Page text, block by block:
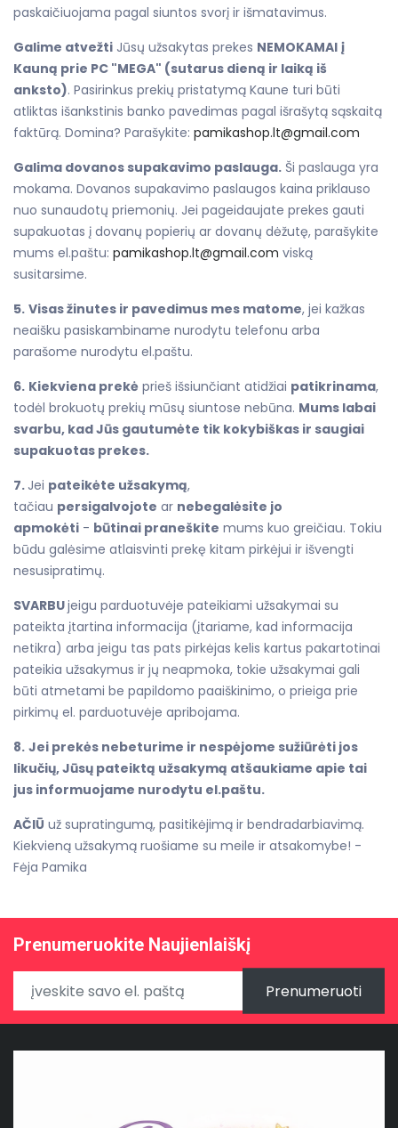
paskaičiuojama pagal siuntos svorį ir išmatavimus.
Galime atvežti Jūsų užsakytas prekes NEMOKAMAI į
Kauną prie PC "MEGA" (sutarus dieną ir laiką iš
anksto). Pasirinkus prekių pristatymą Kaune turi būti
atliktas išankstinis banko pavedimas pagal išrašytą sąskaitą
faktūrą. Domina? Parašykite: pamikashop.lt@gmail.com
Galima dovanos supakavimo paslauga. Ši paslauga yra
mokama. Dovanos supakavimo paslaugos kaina priklauso
nuo sunaudotų priemonių. Jei pageidaujate prekes gauti
supakuotas į dovanų popierių ar dovanų dėžutę, parašykite
mums el.paštu: pamikashop.lt@gmail.com viską
susitarsime.
5. Visas žinutes ir pavedimus mes matome, jei kažkas
neaišku pasiskambiname nurodytu telefonu arba
parašome nurodytu el.paštu.
6. Kiekviena prekė prieš išsiunčiant atidžiai patikrinama,
todėl brokuotų prekių mūsų siuntose nebūna. Mums labai
svarbu, kad Jūs gautumėte tik kokybiškas ir saugiai
supakuotas prekes.
7. Jei pateikėte užsakymą,
tačiau persigalvojote ar nebegalėsite jo
apmokėti - būtinai praneškite mums kuo greičiau. Tokiu
būdu galėsime atlaisvinti prekę kitam pirkėjui ir išvengti
nesusipratimų.
SVARBUjeigu parduotuvėje pateikiami užsakymai su
pateikta įtartina informacija (įtariame, kad informacija
netikra) arba jeigu tas pats pirkėjas kelis kartus pakartotinai
pateikia užsakymus ir jų neapmoka, tokie užsakymai gali
būti atmetami be papildomo paaiškinimo, o prieiga prie
pirkimų el. parduotuvėje apribojama.
8. Jei prekės nebeturime ir nespėjome sužiūrėti jos
likučių, Jūsų pateiktą užsakymą atšaukiame apie tai
jus informuojame nurodytu el.paštu.
AČIŪ už supratingumą, pasitikėjimą ir bendradarbiavimą.
Kiekvieną užsakymą ruošiame su meile ir atsakomybe! -
Fėja Pamika
Prenumeruokite Naujienlaiškį
Prenumeruoti